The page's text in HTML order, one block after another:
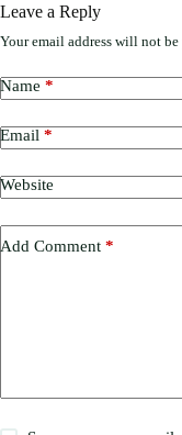
Leave a Reply
Your email address will not be
Name *
Email *
Website
Add Comment *